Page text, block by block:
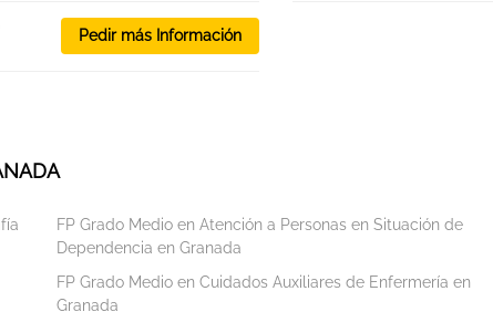
Pedir más Información
FP Grado Medio en Atención a Personas en Situación de
Dependencia en Granada
FP Grado Medio en Cuidados Auxiliares de Enfermería en
Granada